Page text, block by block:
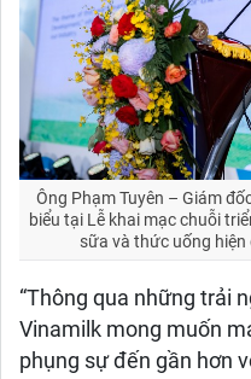
Ông Phạm Tuyên – Giám
biểu tại Lễ khai mạc chuỗi
sữa và thức uống hiện
“Thông qua những trải
Vinamilk mong muốn
phụng sự đến gần hơn